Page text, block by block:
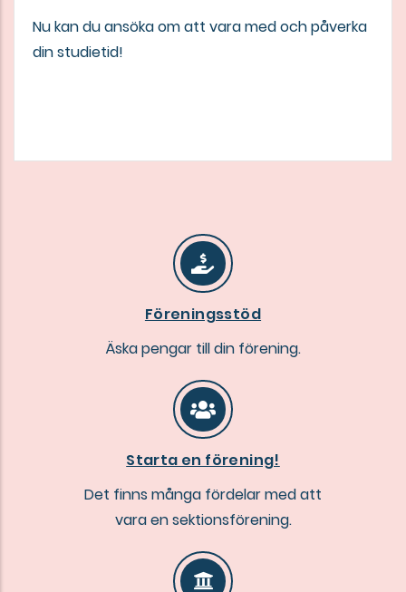
Nu kan du ansöka om att vara med och påverka
din studietid!
Föreningsstöd
Äska pengar till din förening.
Starta en förening!
Det finns många fördelar med att
vara en sektionsförening.